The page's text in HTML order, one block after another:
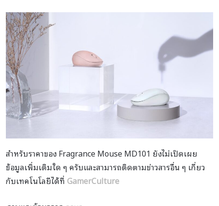
สำหรับราคาของ Fragrance Mouse MD101 ยังไม่เปิดเผย
ข้อมูลเพิ่มเติมใด ๆ ครับและสามารถติดตามข่าวสารอื่น ๆ เกี่ยว
กับเทคโนโลยีได้ที่ GamerCulture